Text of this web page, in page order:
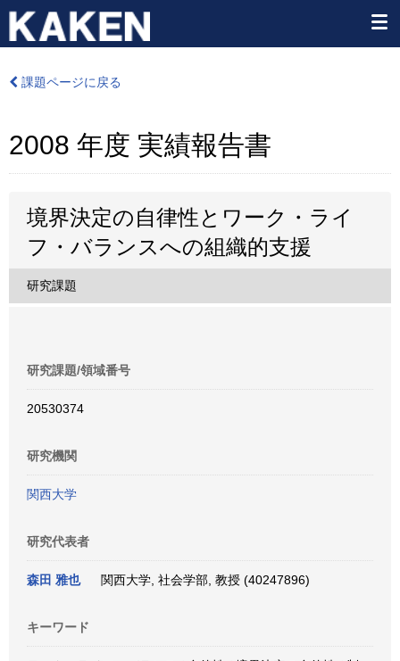
課題ページに戻る
2008 年度 実績報告書
境界決定の自律性とワーク・ライ
フ・バランスへの組織的支援
研究課題
研究課題/領域番号
20530374
研究機関
関西大学
研究代表者
森田 雅也 関西大学, 社会学部, 教授 (40247896)
キーワード